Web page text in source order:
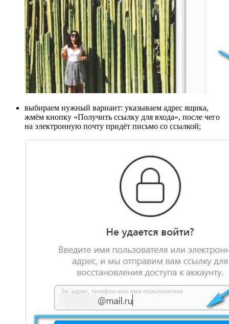
выбираем нужный вариант: указываем адрес ящика,
жмём кнопку «Получить ссылку для входа», после чего
на электронную почту придёт письмо со ссылкой;